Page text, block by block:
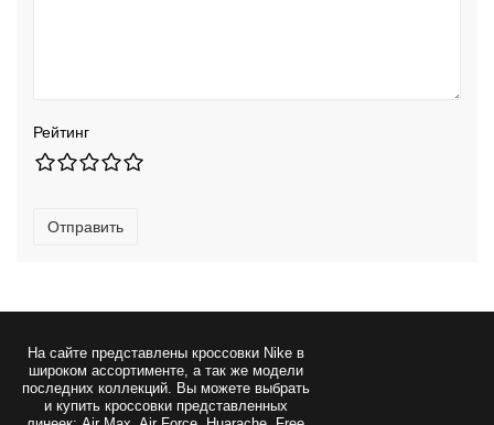
Рейтинг
Отправить
На сайте представлены кроссовки Nikeв
широком ассортименте, а так же модели
последних коллекций. Вы можете выбрать
и купить кроссовки представленных